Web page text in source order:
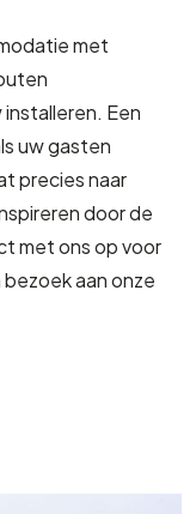
met
Een
uw gasten
precies naar
door de
met ons op voor
aan onze